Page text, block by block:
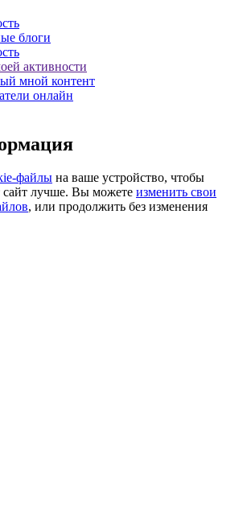
блоги
активности
мной контент
онлайн
файлы на ваше устройство, чтобы
сайт лучше. Вы можете изменить свои
, или продолжить без изменения